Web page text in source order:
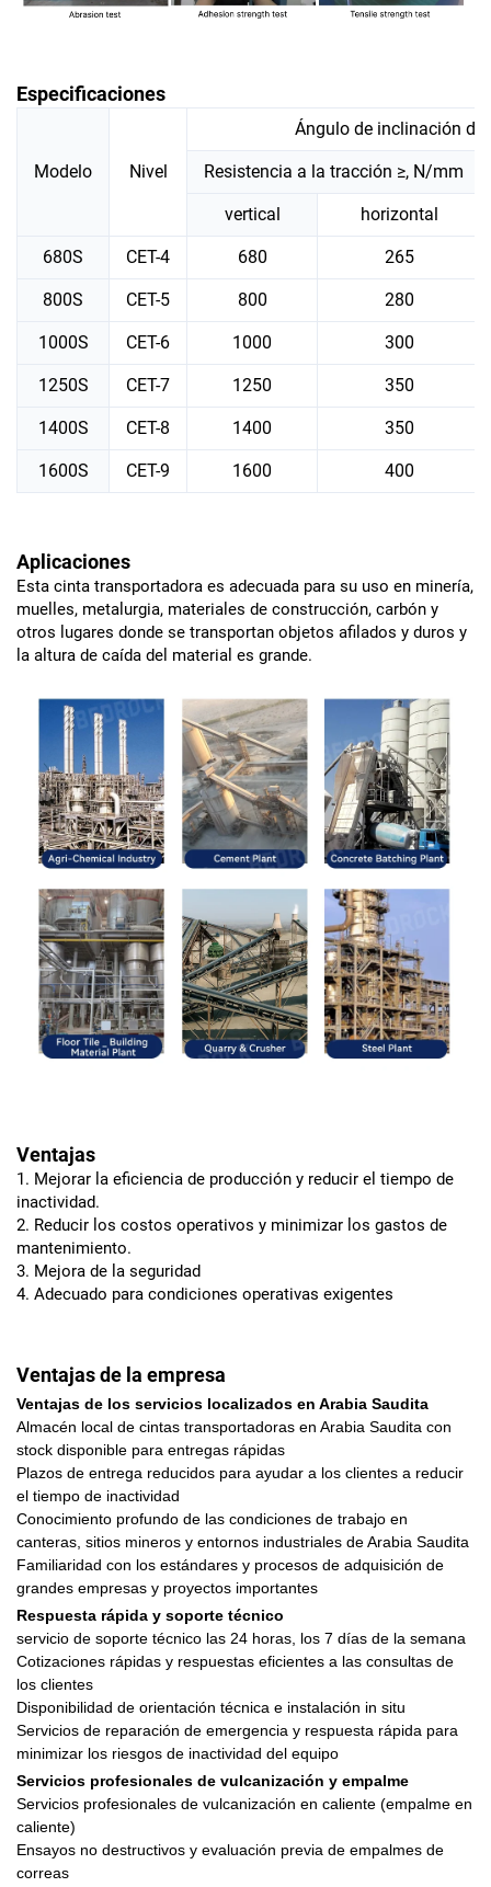
Especificaciones
Modelo Nivel
Ángulo de inclinación
Resistencia a la tracción ≥, N/mm
vertical horizontal
680S CET-4 680 265
800S CET-5 800 280
1000S CET-6 1000 300
1250S CET-7 1250 350
1400S CET-8 1400 350
1600S CET-9 1600 400
Aplicaciones
Esta cinta transportadora es adecuada para su uso en minería,
muelles, metalurgia, materiales de construcción, carbón y
otros lugares donde se transportan objetos afilados y duros y
la altura de caída del material es grande.
Ventajas
1. Mejorar la eficiencia de producción y reducir el tiempo de
inactividad.
2. Reducir los costos operativos y minimizar los gastos de
mantenimiento.
3. Mejora de la seguridad
4. Adecuado para condiciones operativas exigentes
Ventajas de la empresa
Ventajas de los servicios localizados en Arabia Saudita
Almacén local de cintas transportadoras en Arabia Saudita con
stock disponible para entregas rápidas
Plazos de entrega reducidos para ayudar a los clientes a reducir
el tiempo de inactividad
Conocimiento profundo de las condiciones de trabajo en
canteras, sitios mineros y entornos industriales de Arabia Saudita
Familiaridad con los estándares y procesos de adquisición de
grandes empresas y proyectos importantes
Respuesta rápida y soporte técnico
servicio de soporte técnico las 24 horas, los 7 días de la semana
Cotizaciones rápidas y respuestas eficientes a las consultas de
los clientes
Disponibilidad de orientación técnica e instalación in situ
Servicios de reparación de emergencia y respuesta rápida para
minimizar los riesgos de inactividad del equipo
Servicios profesionales de vulcanización y empalme
Servicios profesionales de vulcanización en caliente (empalme en
caliente)
Ensayos no destructivos y evaluación previa de empalmes de
correas